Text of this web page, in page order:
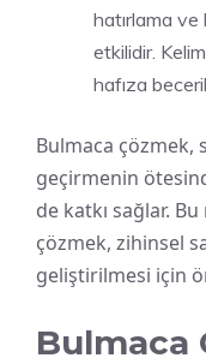
hatırlama ve
etkilidir.
hafıza
Bulmaca çözmek,
geçirmenin
de katkı sağlar.
çözmek, zihinsel
geliştirilmesi için
Bulmaca